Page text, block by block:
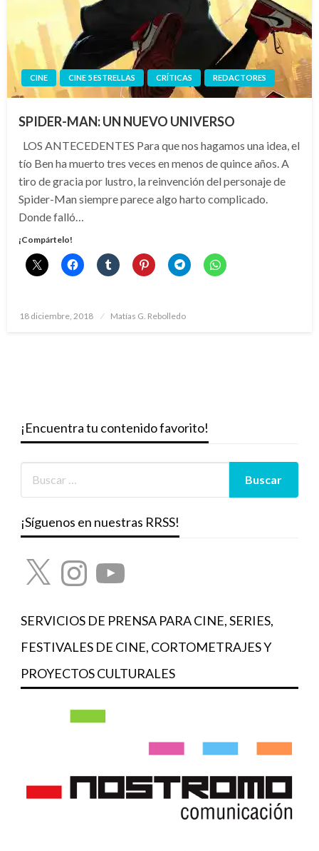
CINE CINE 5 ESTRELLAS CRÍTICAS REDACTORES
SPIDER-MAN: UN NUEVO UNIVERSO
LOS ANTECEDENTES Para que nos hagamos una idea, el
tío Ben ha muerto tres veces en menos de quince años. A
tiro de gracia por lustro, la reinvención del personaje de
Spider-Man siempre parece algo harto complicado.
Donde falló…
¡Compártelo!
Publicado
18 diciembre, 2018 Matías G. Rebolledo
¡Encuentra tu contenido favorito!
¡Síguenos en nuestras RRSS!
X InstagramYouTube
SERVICIOS DE PRENSA PARA CINE, SERIES,
FESTIVALES DE CINE, CORTOMETRAJES Y
PROYECTOS CULTURALES